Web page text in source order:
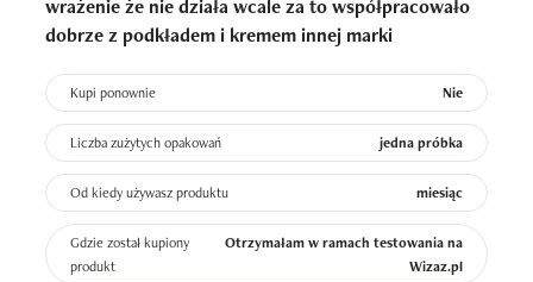
spektakularnych efektów. Opakowanie ciekawe i
przyciągające oko
wrażenie że nie działa wcale za to współpracowało
dobrze z podkładem i kremem innej marki
Kupi ponownie Nie
Liczba zużytych opakowań jedna próbka
Od kiedy używasz produktu miesiąc
Gdzie został kupiony
produkt
Otrzymałam w ramach testowania na
Wizaz.pl